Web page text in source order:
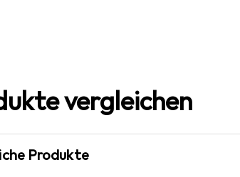
vergleichen
Produkte